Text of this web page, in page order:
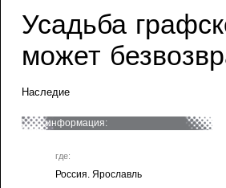
Усадьба
может
Наследие
информация:
где:
Россия. Ярославль